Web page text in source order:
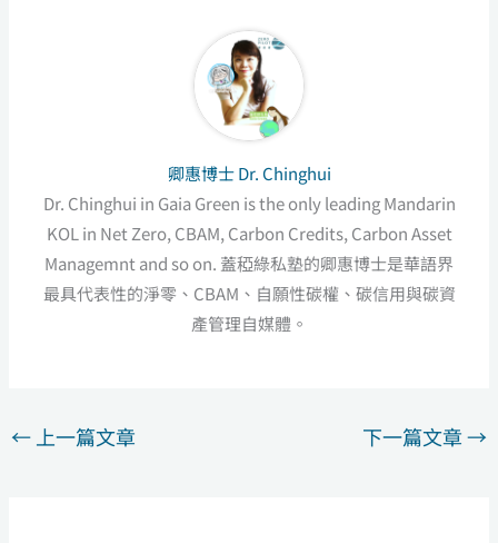
卿惠博士 Dr. Chinghui
Dr. Chinghui in Gaia Green is the only leading Mandarin
KOL in Net Zero, CBAM, Carbon Credits, Carbon Asset
Managemnt and so on. 蓋稏綠私塾的卿惠博士是華語界
最具代表性的淨零、CBAM、自願性碳權、碳信用與碳資
產管理自媒體。
← 上一篇文章 下一篇文章→